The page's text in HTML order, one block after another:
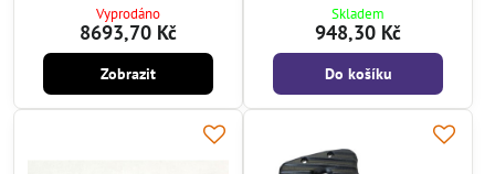
Vyprodáno
8693,70 Kč
Zobrazit
Skladem
948,30 Kč
Do košíku